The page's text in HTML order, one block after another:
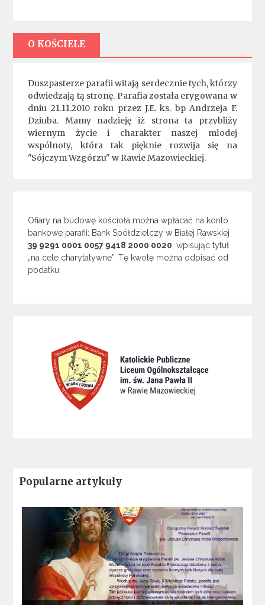
O KOŚCIELE
Duszpasterze parafii witają serdecznie tych, którzy
odwiedzają tą stronę. Parafia została erygowana w
dniu 21.11.2010 roku przez J.E. ks. bp Andrzeja F.
Dziuba. Mamy nadzieję iż strona ta przybliży
wiernym życie i charakter naszej młodej
wspólnoty, która tak pięknie rozwija się na
"Sójczym Wzgórzu" w Rawie Mazowieckiej.
Ofiary na budowę kościoła można wpłacać na konto
bankowe parafii: Bank Spółdzielczy w Białej Rawskiej
39 9291 0001 0057 9418 2000 0020, wpisując tytuł
„na cele charytatywne”. Tę kwotę można odpisać od
podatku.
Popularne artykuły